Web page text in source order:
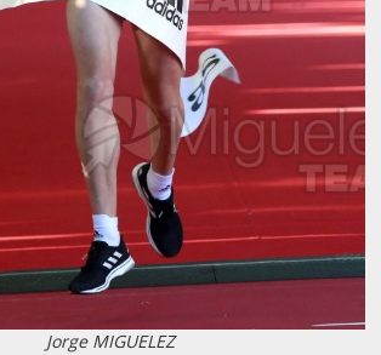
Jorge MIGUELEZ